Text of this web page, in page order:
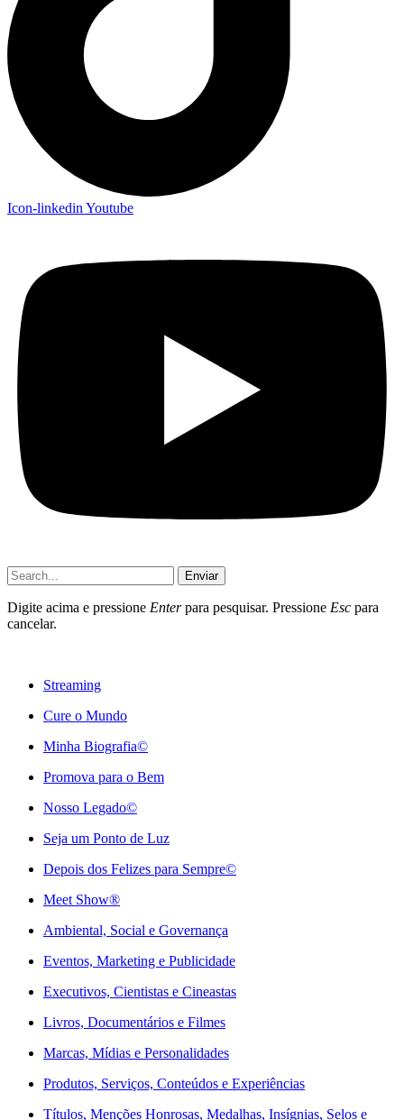
Icon-linkedin Youtube
Enviar
Digite acima e pressione Enterpara pesquisar. Pressione Esc para
cancelar.
Streaming
Cure o Mundo
Minha Biografia©
Promova para o Bem
Nosso Legado©
Seja um Ponto de Luz
Depois dos Felizes para Sempre©️
Meet Show®
Ambiental, Social e Governança
Eventos, Marketing e Publicidade
Executivos, Cientistas e Cineastas
⁠Livros, Documentários e Filmes
Marcas, Mídias e Personalidades
⁠Produtos, Serviços, Conteúdos e Experiências
Títulos, Menções Honrosas, Medalhas, Insígnias, Selos e